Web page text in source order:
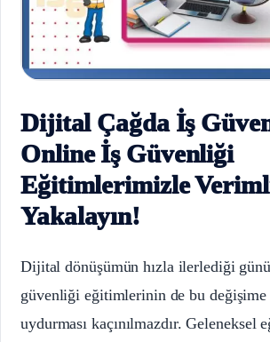
Dijital Çağda İş
Online İş Güvenliği
Eğitimlerimizle
Yakalayın!
Dijital dönüşümün hızla ilerlediği
güvenliği eğitimlerinin de bu değişime
uydurması kaçınılmazdır. Geleneksel